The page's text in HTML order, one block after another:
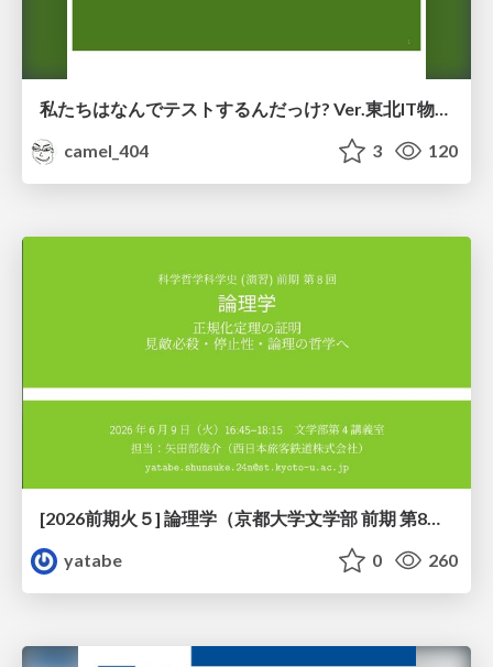
私たちはなんでテストするんだっけ? Ver.東北IT物産展2026 in 会津若松
camel_404
3 120
[2026前期火５] 論理学（京都大学文学部 前期 第8回）「正規化定理の証明」
yatabe
0 260